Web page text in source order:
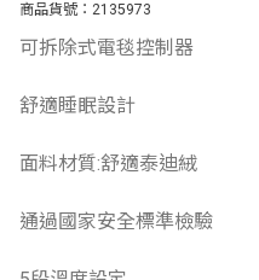
商品貨號：2135973
可拆除式電毯控制器
舒適睡眠設計
面料材質:舒適泰迪絨
通過國家安全標準檢驗